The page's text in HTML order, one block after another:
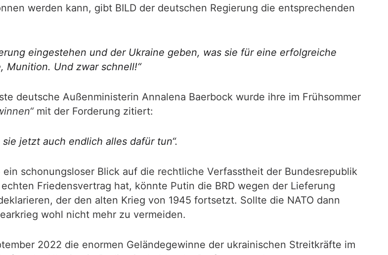
werden kann, gibt BILD der deutschen Regierung die entsprechenden
eingestehen und der Ukraine geben, was sie für eine erfolgreiche
Munition. Und zwar schnell!“
deutsche Außenministerin Annalena Baerbock wurde ihre im Frühsommer
mit der Forderung zitiert:
sie jetzt auch endlich alles dafür tun“.
schonungsloser Blick auf die rechtliche Verfasstheit der Bundesrepublik
Friedensvertrag hat, könnte Putin die BRD wegen der Lieferung
der den alten Krieg von 1945 fortsetzt. Sollte die NATO dann
wohl nicht mehr zu vermeiden.
2022 die enormen Geländegewinne der ukrainischen Streitkräfte im